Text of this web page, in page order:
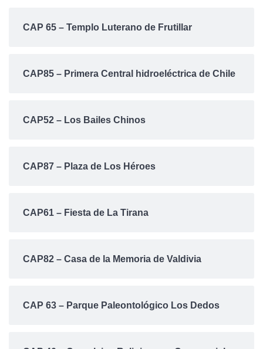
CAP 65 – Templo Luterano de Frutillar
CAP85 – Primera Central hidroeléctrica de Chile
CAP52 – Los Bailes Chinos
CAP87 – Plaza de Los Héroes
CAP61 – Fiesta de La Tirana
CAP82 – Casa de la Memoria de Valdivia
CAP 63 – Parque Paleontológico Los Dedos